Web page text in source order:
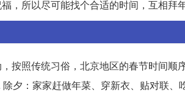
，所以尽可能找个合适的时间，互相拜
按照传统习俗，北京地区的春节时间顺
夕：家家赶做年菜、穿新衣、贴对联